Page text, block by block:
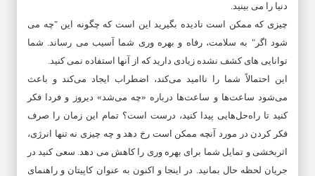
دنیا را می بینید.
چیزی که ممکن است نادیده بگیرید این است که چگونه این "چه می
شود اگر" به سلامت، رفاه و بهره وری شما آسیب می رساند. شما
توانایی های کشف نشده زیادی دارید که از آنها استفاده نمی کنید.
این احتمالاً شما را ناامید می‌کند، اضطراب ایجاد می‌کند و باعث
می‌شود ساعت‌ها و ساعت‌ها درباره «چه می‌شد» دیروز و فردا فکر
کنید تا راه‌حل‌هایی پیدا کنید، درست است؟ تمام این زمان را صرف
فکر کردن در مورد آنچه ممکن است رخ دهد و چه چیزی نه تنها انرژی،
اثربخشی و تمایل شما برای بهره وری را کاهش می دهد. سعی کنید در
جریان لحظه حال بمانید. در اینجا و اکنون به عنوان کاپیتان و راهنمای